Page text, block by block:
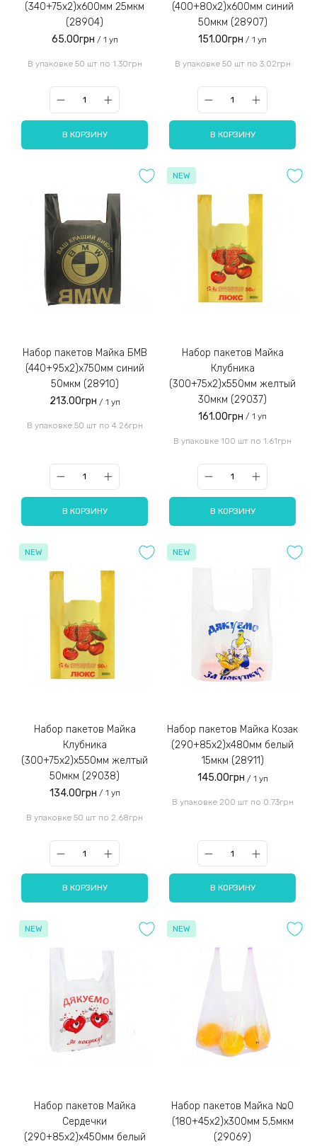
(340+75х2)х600мм 25мкм
(28904)
65.00грн / 1 уп
В упаковке 50 шт по 1.30грн
В КОРЗИНУ
(400+80х2)х600мм синий
50мкм (28907)
151.00грн / 1 уп
В упаковке 50 шт по 3.02грн
В КОРЗИНУ
Набор пакетов Майка БМВ
(440+95х2)х750мм синий
50мкм (28910)
213.00грн / 1 уп
В упаковке 50 шт по 4.26грн
В КОРЗИНУ
NEW
Набор пакетов Майка
Клубника
(300+75x2)x550мм желтый
30мкм (29037)
161.00грн / 1 уп
В упаковке 100 шт по 1.61грн
В КОРЗИНУ
NEW
Набор пакетов Майка
Клубника
(300+75x2)x550мм желтый
50мкм (29038)
134.00грн / 1 уп
В упаковке 50 шт по 2.68грн
В КОРЗИНУ
NEW
Набор пакетов Майка Козак
(290+85x2)x480мм белый
15мкм (28911)
145.00грн / 1 уп
В упаковке 200 шт по 0.73грн
В КОРЗИНУ
NEW
Набор пакетов Майка
Сердечки
(290+85x2)x450мм белый
NEW
Набор пакетов Майка №0
(180+45x2)x300мм 5,5мкм
(29069)